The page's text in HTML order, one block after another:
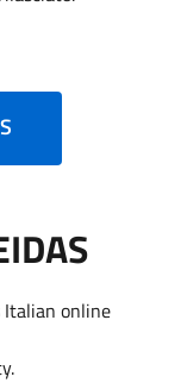
Italian online